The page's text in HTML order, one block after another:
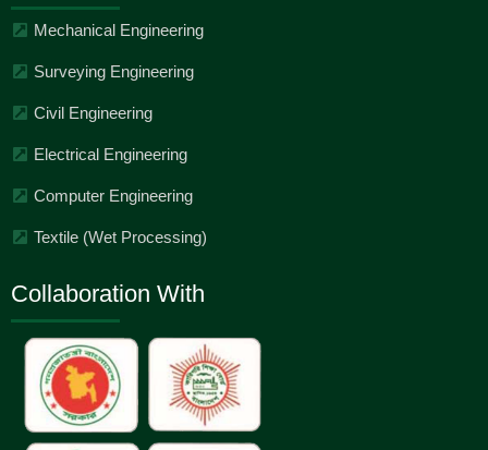
Mechanical Engineering
Surveying Engineering
Civil Engineering
Electrical Engineering
Computer Engineering
Textile (Wet Processing)
Collaboration With